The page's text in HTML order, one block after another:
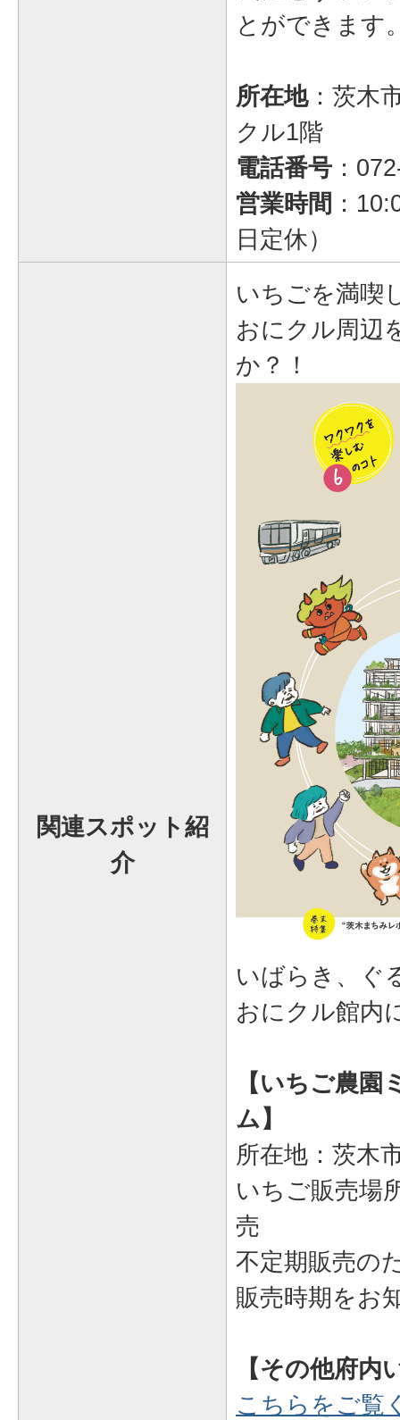
とができます
所在地：茨木
クル1階
電話番号 ：
営業時間 ：
日定休）
関連スポット紹
介
いちごを満喫
おにクル周辺
か？！
いばらき、ぐ
おにクル館内
【いちご農
ム】
所在地：茨木
いちご販売場
売
不定期販売の
販売時期をお
【その他府内
こちらをご覧